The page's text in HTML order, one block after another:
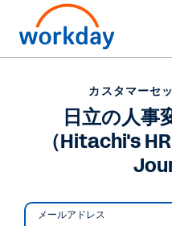
カスタマーセ
日立の人事
（Hitachi's
メールアドレス